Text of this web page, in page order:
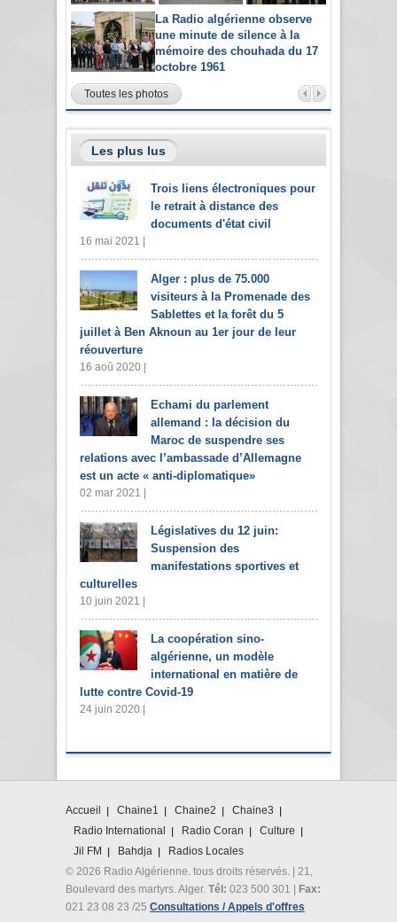
La Radio algérienne observe
une minute de silence à la
mémoire des chouhada du 17
octobre 1961
Toutes les photos
Les plus lus
Trois liens électroniques pour
le retrait à distance des
documents d'état civil
16 mai 2021 |
Alger : plus de 75.000
visiteurs à la Promenade des
Sablettes et la forêt du 5
juillet à Ben Aknoun au 1er jour de leur
réouverture
16 aoû 2020 |
Echami du parlement
allemand : la décision du
Maroc de suspendre ses
relations avec l’ambassade d’Allemagne
est un acte « anti-diplomatique»
02 mar 2021 |
Législatives du 12 juin:
Suspension des
manifestations sportives et
culturelles
10 juin 2021 |
La coopération sino-
algérienne, un modèle
international en matière de
lutte contre Covid-19
24 juin 2020 |
Accueil Chaine1 Chaine2
Chaine3
Radio International
Radio Coran
Culture
Jil FM
Bahdja
Radios Locales
© 2026 Radio Algérienne. tous droits réservés. | 21,
Boulevard des martyrs. Alger. Tél: 023 500 301 | Fax:
021 23 08 23 /25 Consultations / Appels d'offres